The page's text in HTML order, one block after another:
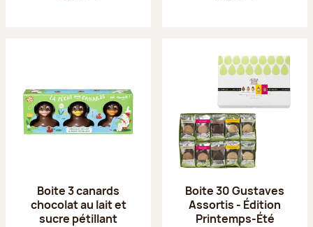
Boite 3 canards
chocolat au lait et
sucre pétillant
Boite 30 Gustaves
Assortis - Édition
Printemps-Été